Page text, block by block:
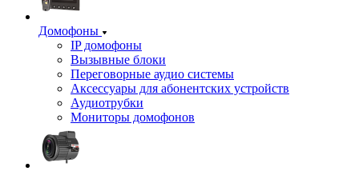
Домофоны
IP домофоны
Вызывные блоки
Переговорные аудио системы
Аксессуары для абонентских устройств
Аудиотрубки
Мониторы домофонов